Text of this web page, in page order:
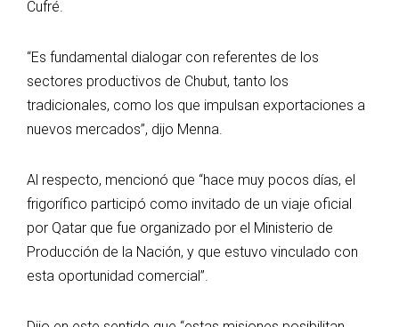
Cufré.
“Es fundamental dialogar con referentes de los
sectores productivos de Chubut, tanto los
tradicionales, como los que impulsan exportaciones a
nuevos mercados”, dijo Menna.
Al respecto, mencionó que “hace muy pocos días, el
frigorífico participó como invitado de un viaje oficial
por Qatar que fue organizado por el Ministerio de
Producción de la Nación, y que estuvo vinculado con
esta oportunidad comercial”.